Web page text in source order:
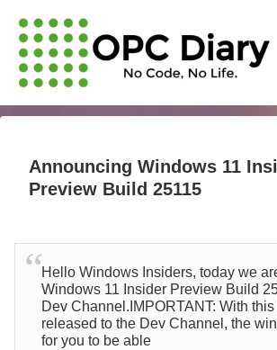
Announcing Windows 11
Preview Build 25115
Hello Windows Insiders, today we
Windows 11 Insider Preview Build
Dev Channel.IMPORTANT: With
released to the Dev Channel, the
for you to be able